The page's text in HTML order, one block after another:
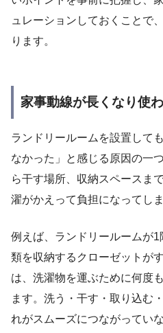
ュレーションしておくことで
ります。
家事動線が長くなり使
ランドリールームを設置して
なかった」と感じる原因の一
ら干す場所、収納スペースま
濯がかえって負担になってし
例えば、ランドリールームが
類を収納するクローゼットが
は、洗濯物を運ぶために何度
ます。洗う・干す・取り込む
れがスムーズにつながってい